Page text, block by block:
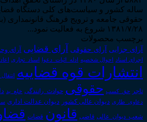
ساله کشور و سیاست‌های کلی دستگاه
۱۳۸۱/۷/۲۸ شروع به فعالیت نمود...
برچسب محصولات
آرای جزایی آرای حقوقی آرای قضایی آرای
اجرای اسناد احوال شخصیه ادله_اثبات_دعوا اسناد_تجاری
انتشارات قوه قضاییه
تاجر حق_کسب حقوقی حوادث_رانندگی خلع_ید
دعاوی_طاری دیوان عالی کشور دیوان عدالت اداری
شعب_دیوان_عالی قاضی قانون قضات